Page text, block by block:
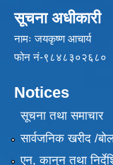
सूचना अधीकारी
नामः जयकृष्ण आचार्य
फोन नं-९८४८३०२६८०
Notices
सूचना तथा समाचार
सार्वजनिक खरीद /
एन, कानुन तथा